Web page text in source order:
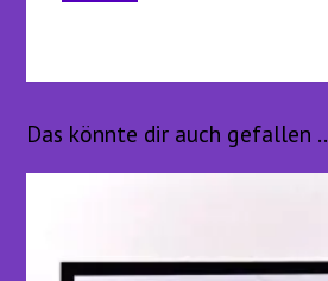
Das könnte dir auch gefallen